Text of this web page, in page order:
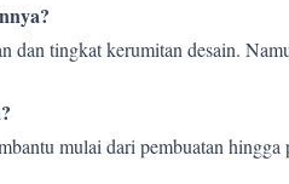
dan tingkat kerumitan desain.
mulai dari pembuatan hingga